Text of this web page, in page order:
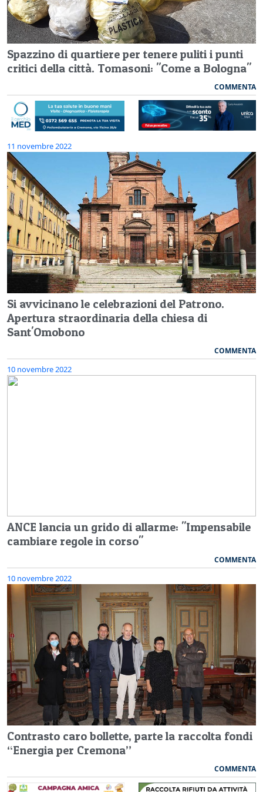
Spazzino di quartiere per tenere puliti i punti
critici della città. Tomasoni: "Come a Bologna"
COMMENTA
11 novembre 2022
Si avvicinano le celebrazioni del Patrono.
Apertura straordinaria della chiesa di
Sant'Omobono
COMMENTA
10 novembre 2022
ANCE lancia un grido di allarme: "Impensabile
cambiare regole in corso"
COMMENTA
10 novembre 2022
Contrasto caro bollette, parte la raccolta fondi
“Energia per Cremona”
COMMENTA